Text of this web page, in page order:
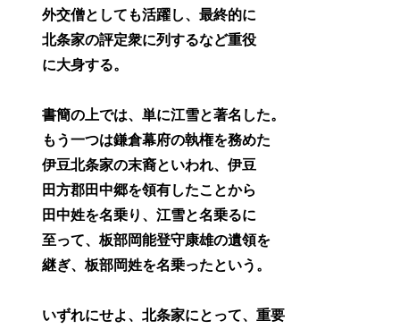
外交僧としても活躍し、最終的に
北条家の評定衆に列するなど重役
に大身する。
書簡の上では、単に江雪と著名した。
もう一つは鎌倉幕府の執権を務めた
伊豆北条家の末裔といわれ、伊豆
田方郡田中郷を領有したことから
田中姓を名乗り、江雪と名乗るに
至って、板部岡能登守康雄の遺領を
継ぎ、板部岡姓を名乗ったという。
いずれにせよ、北条家にとって、重要